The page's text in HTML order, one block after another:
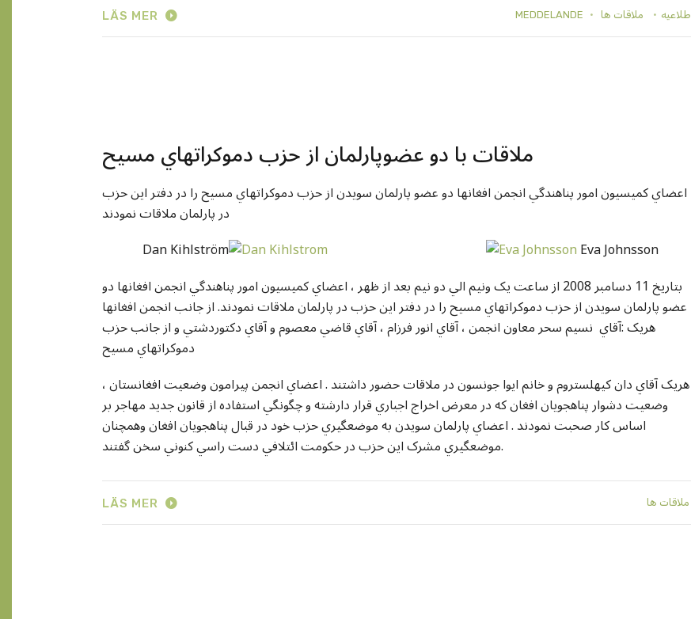
LÄS MER MEDDELANDE اطلاعيه ملاقات ها
ملاقات با دو عضوپارلمان از حزب دموکراتهاي مسيح
اعضاي کميسيون امور پناهندگي انجمن افغانها دو عضو پارلمان سويدن از حزب دموکراتهاي مسيح را در دفتر اين حزب
در پارلمان ملاقات نمودند
Dan Kihlström
Eva Johnsson
بتاريخ 11 دسامبر 2008 از ساعت يک ونيم الي دو نيم بعد از ظهر ، اعضاي کميسيون امور پناهندگي انجمن افغانها دو
عضو پارلمان سويدن از حزب دموکراتهاي مسيح را در دفتر اين حزب در پارلمان ملاقات نمودند. از جانب انجمن افغانها
هريک :آقاي نسيم سحر معاون انجمن ، آقاي انور فرزام ، آقاي قاضي معصوم و آقاي دکتوردشتي و از جانب حزب
دموکراتهاي مسيح
هريک آقاي دان کيهلستروم و خانم ايوا جونسون در ملاقات حضور داشتند . اعضاي انجمن پيرامون وضعيت افغانستان ،
وضعيت دشوار پناهجويان افغان که در معرض اخراج اجباري قرار دارشته و چگونگي استفاده از قانون جديد مهاجر بر
اساس کار صحبت نمودند . اعضاي پارلمان سويدن به موضعگيري حزب خود در قبال پناهجويان افغان وهمچنان
موضعگيري مشرک اين حزب در حکومت ائتلافي دست راسي کنوني سخن گفتند.
LÄS MER ملاقات ها